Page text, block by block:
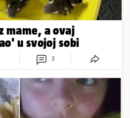
mame, a ovaj
u svojoj sobi
3